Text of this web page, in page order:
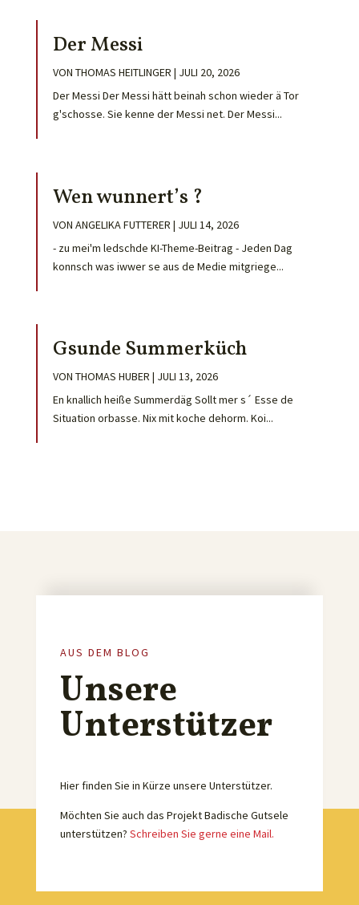
Der Messi
VON THOMAS HEITLINGER | JULI 20, 2026
Der Messi Der Messi hätt beinah schon wieder ä Tor
g'schosse. Sie kenne der Messi net. Der Messi...
Wen wunnert’s ?
VON ANGELIKA FUTTERER | JULI 14, 2026
- zu mei'm ledschde KI-Theme-Beitrag - Jeden Dag
konnsch was iwwer se aus de Medie mitgriege...
Gsunde Summerküch
VON THOMAS HUBER | JULI 13, 2026
En knallich heiße Summerdäg Sollt mer s´ Esse de
Situation orbasse. Nix mit koche dehorm. Koi...
AUS DEM BLOG
Unsere
Unterstützer
Hier finden Sie in Kürze unsere Unterstützer.
Möchten Sie auch das Projekt Badische Gutsele
unterstützen? Schreiben Sie gerne eine Mail.